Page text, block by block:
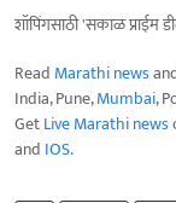
शॉपिंगसाठी 'सकाळ प्राईम
Read Marathi news
India, Pune,Mumbai,
GetLive Marathi news
and IOS.